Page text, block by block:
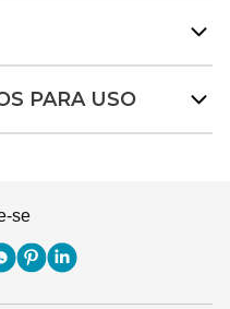
PARA USO
se